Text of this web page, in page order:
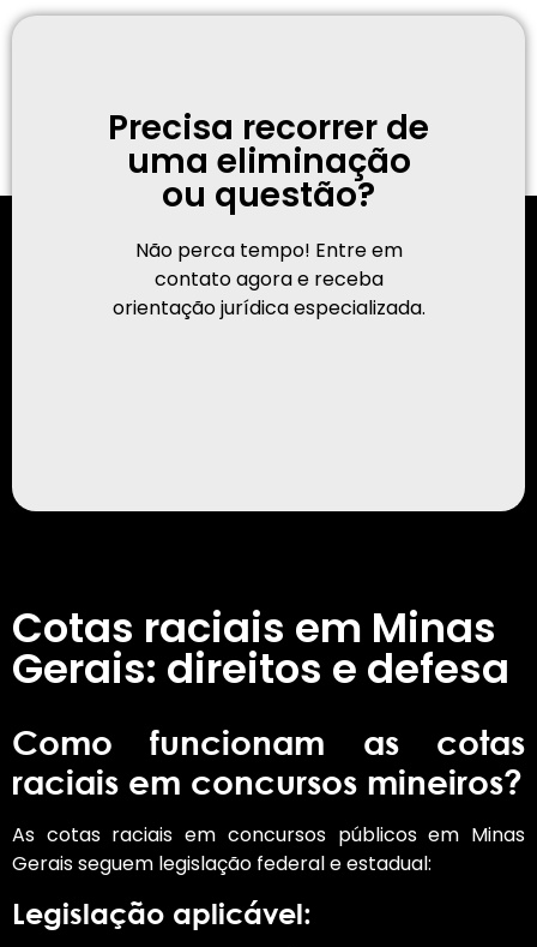
Precisa recorrer de
uma eliminação
ou questão?
Não perca tempo! Entre em
contato agora e receba
orientação jurídica especializada.
Cotas raciais em Minas
Gerais: direitos e defesa
Como funcionam as cotas
raciais em concursos mineiros?
As cotas raciais em concursos públicos em Minas
Gerais seguem legislação federal e estadual:
Legislação aplicável: